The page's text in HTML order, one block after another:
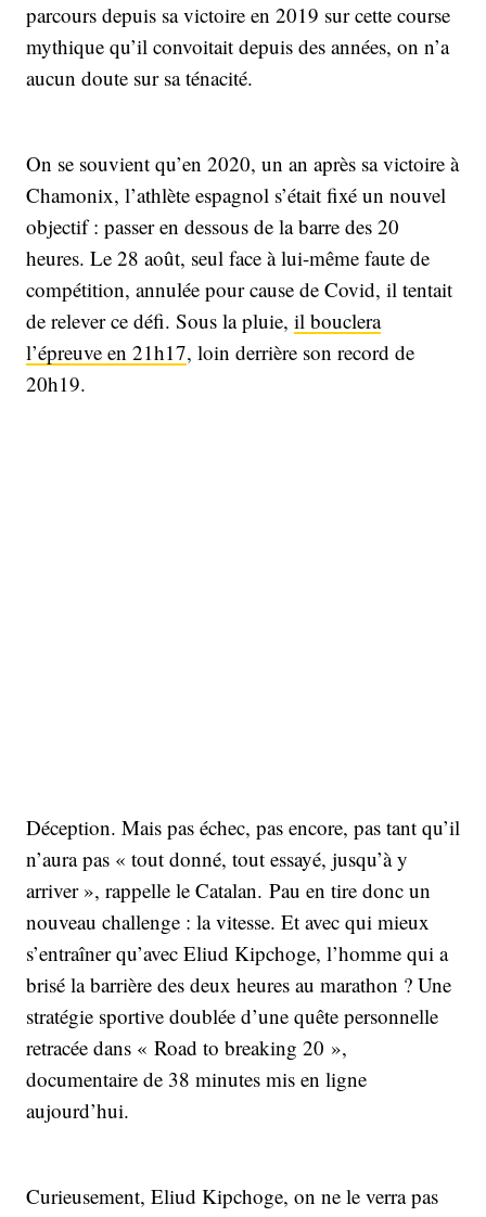
parcours depuis sa victoire en 2019 sur cette course
mythique qu’il convoitait depuis des années, on n’a
aucun doute sur sa ténacité.
On se souvient qu’en 2020, un an après sa victoire à
Chamonix, l’athlète espagnol s’était fixé un nouvel
objectif : passer en dessous de la barre des 20
heures. Le 28 août, seul face à lui-même faute de
compétition, annulée pour cause de Covid, il tentait
de relever ce défi. Sous la pluie, il bouclera
l’épreuve en 21h17, loin derrière son record de
20h19.
Déception. Mais pas échec, pas encore, pas tant qu’il
n’aura pas « tout donné, tout essayé, jusqu’à y
arriver », rappelle le Catalan. Pau en tire donc un
nouveau challenge : la vitesse. Et avec qui mieux
s’entraîner qu’avec Eliud Kipchoge, l’homme qui a
brisé la barrière des deux heures au marathon ? Une
stratégie sportive doublée d’une quête personnelle
retracée dans « Road to breaking 20 »,
documentaire de 38 minutes mis en ligne
aujourd’hui.
Curieusement, Eliud Kipchoge, on ne le verra pas